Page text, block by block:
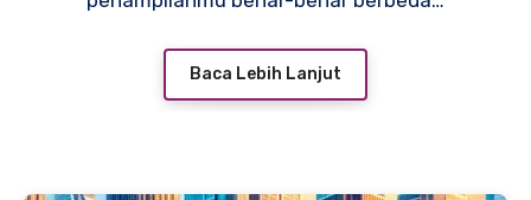
Baca Lebih Lanjut